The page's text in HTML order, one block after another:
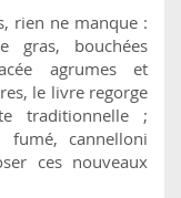
rien ne manque :
gras, bouchées
agrumes et
le livre regorge
traditionnelle ;
fumé, cannelloni
ces nouveaux